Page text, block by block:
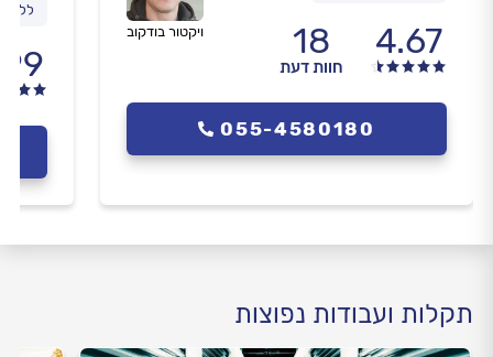
4.67
18
חוות דעת
ויקטור בודקוב
055-4580180
ללא
תקלות ועבודות נפוצות